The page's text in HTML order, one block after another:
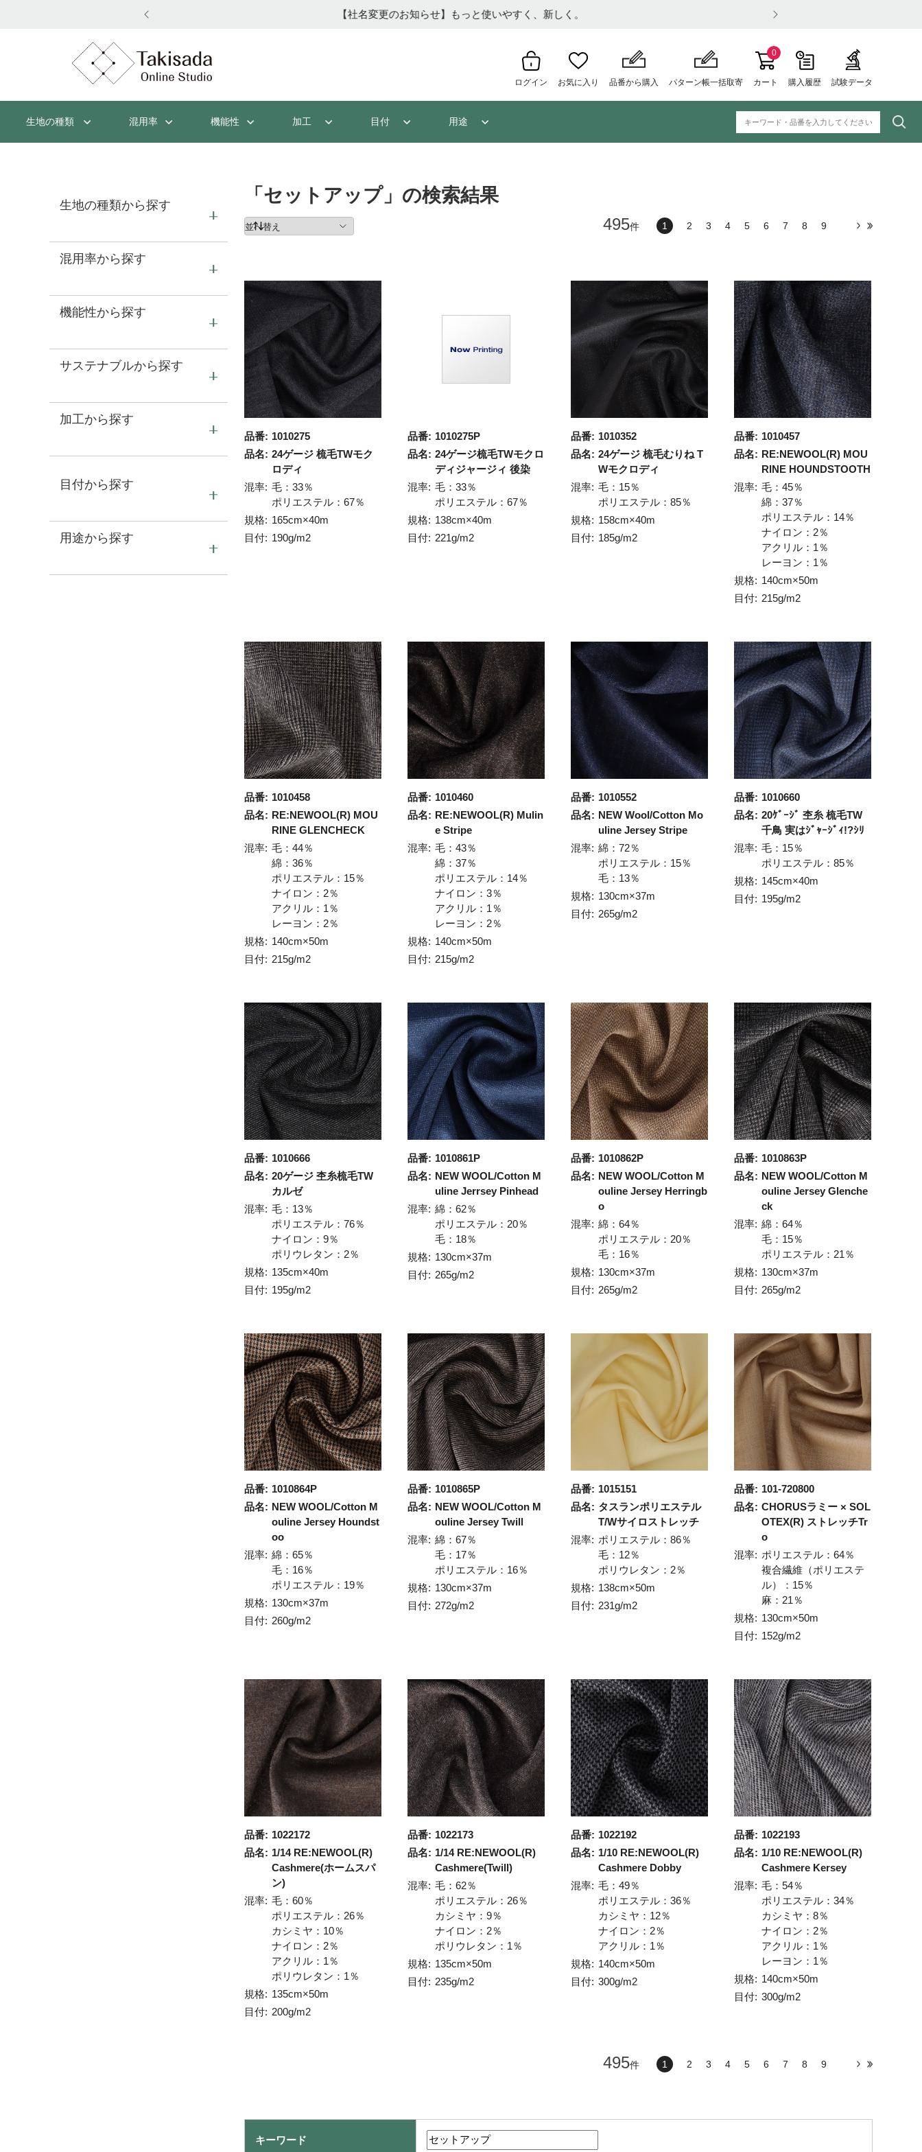
変更のお知らせ】もっと使いやすく、新しく。 【重要】夏季休業のお知らせ
ログイン お気に入り 品番から購入 パターン帳一括取寄 カート
0
購入履歴 試験データ
生地の種類 混用率 機能性 加工 目付 用途
「セットアップ」の検索結果
495件 1 2 3 4 5 6 7 8 9
品番: 1010275
品名: 24ゲージ 梳毛TWモク
ロディ
混率: 毛：33％
ポリエステル：67％
規格: 165cm×40m
目付: 190g/m2
品番: 1010275P
品名: 24ゲージ梳毛TWモクロ
ディジャージィ 後染
混率: 毛：33％
ポリエステル：67％
規格: 138cm×40m
目付: 221g/m2
品番: 1010352
品名: 24ゲージ 梳毛むりね T
Wモクロディ
混率: 毛：15％
ポリエステル：85％
規格: 158cm×40m
目付: 185g/m2
品番: 1010457
品名: RE:NEWOOL(R) MOU
RINE HOUNDSTOOTH
混率: 毛：45％
綿：37％
ポリエステル：14％
ナイロン：2％
アクリル：1％
レーヨン：1％
規格: 140cm×50m
目付: 215g/m2
品番: 1010458
品名: RE:NEWOOL(R) MOU
RINE GLENCHECK
混率: 毛：44％
綿：36％
ポリエステル：15％
ナイロン：2％
アクリル：1％
レーヨン：2％
規格: 140cm×50m
目付: 215g/m2
品番: 1010460
品名: RE:NEWOOL(R) Mulin
e Stripe
混率: 毛：43％
綿：37％
ポリエステル：14％
ナイロン：3％
アクリル：1％
レーヨン：2％
規格: 140cm×50m
目付: 215g/m2
品番: 1010552
品名: NEW Wool/Cotton Mo
uline Jersey Stripe
混率: 綿：72％
ポリエステル：15％
毛：13％
規格: 130cm×37m
目付: 265g/m2
品番: 1010660
品名: 20ｹﾞｰｼﾞ 杢糸 梳毛TW
千鳥 実はｼﾞｬｰｼﾞｨ!?ｼﾘ
混率: 毛：15％
ポリエステル：85％
規格: 145cm×40m
目付: 195g/m2
品番: 1010666
品名: 20ゲージ 杢糸梳毛TW
カルゼ
混率: 毛：13％
ポリエステル：76％
ナイロン：9％
ポリウレタン：2％
規格: 135cm×40m
目付: 195g/m2
品番: 1010861P
品名: NEW WOOL/Cotton M
uline Jerrsey Pinhead
混率: 綿：62％
ポリエステル：20％
毛：18％
規格: 130cm×37m
目付: 265g/m2
品番: 1010862P
品名: NEW WOOL/Cotton M
ouline Jersey Herringb
o
混率: 綿：64％
ポリエステル：20％
毛：16％
規格: 130cm×37m
目付: 265g/m2
品番: 1010863P
品名: NEW WOOL/Cotton M
ouline Jersey Glenche
ck
混率: 綿：64％
毛：15％
ポリエステル：21％
規格: 130cm×37m
目付: 265g/m2
品番: 1010864P
品名: NEW WOOL/Cotton M
ouline Jersey Houndst
oo
混率: 綿：65％
毛：16％
ポリエステル：19％
規格: 130cm×37m
目付: 260g/m2
品番: 1010865P
品名: NEW WOOL/Cotton M
ouline Jersey Twill
混率: 綿：67％
毛：17％
ポリエステル：16％
規格: 130cm×37m
目付: 272g/m2
品番: 1015151
品名: タスランポリエステル
T/Wサイロストレッチ
混率: ポリエステル：86％
毛：12％
ポリウレタン：2％
規格: 138cm×50m
目付: 231g/m2
品番: 101-720800
品名: CHORUSラミー × SOL
OTEX(R) ストレッチTr
o
混率: ポリエステル：64％
複合繊維（ポリエステ
ル）：15％
麻：21％
規格: 130cm×50m
目付: 152g/m2
品番: 1022172
品名: 1/14 RE:NEWOOL(R)
Cashmere(ホームスパ
ン)
混率: 毛：60％
ポリエステル：26％
カシミヤ：10％
ナイロン：2％
アクリル：1％
ポリウレタン：1％
規格: 135cm×50m
目付: 200g/m2
品番: 1022173
品名: 1/14 RE:NEWOOL(R)
Cashmere(Twill)
混率: 毛：62％
ポリエステル：26％
カシミヤ：9％
ナイロン：2％
ポリウレタン：1％
規格: 135cm×50m
目付: 235g/m2
品番: 1022192
品名: 1/10 RE:NEWOOL(R)
Cashmere Dobby
混率: 毛：49％
ポリエステル：36％
カシミヤ：12％
ナイロン：2％
アクリル：1％
規格: 140cm×50m
目付: 300g/m2
品番: 1022193
品名: 1/10 RE:NEWOOL(R)
Cashmere Kersey
混率: 毛：54％
ポリエステル：34％
カシミヤ：8％
ナイロン：2％
アクリル：1％
レーヨン：1％
規格: 140cm×50m
目付: 300g/m2
495件 1 2 3 4 5 6 7 8 9
キーワード
生地の種類から探す
混用率から探す
機能性から探す
サステナブルから探す
加工から探す
目付から探す
用途から探す